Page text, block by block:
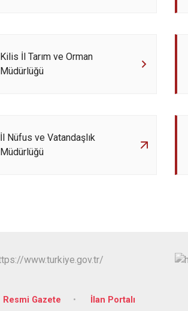
Kilis İl Tarım ve Orman
Müdürlüğü
İl Nüfus ve Vatandaşlık
Müdürlüğü
Resmi Gazete İlan Portalı